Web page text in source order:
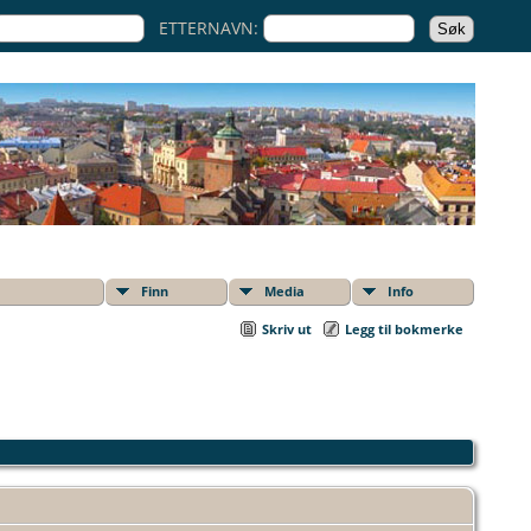
ETTERNAVN:
Finn Media Info
Skriv ut Legg til bokmerke